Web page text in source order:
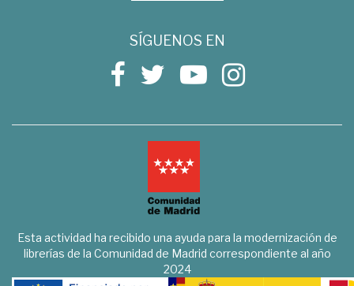
SÍGUENOS EN
Esta actividad ha recibido una ayuda para la modernización de
librerías de la Comunidad de Madrid correspondiente al año
2024